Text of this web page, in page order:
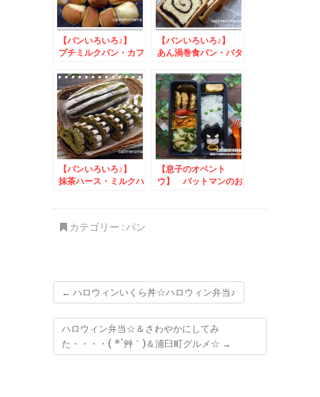
【パンいろいろ♪】
プチミルクパン・カフ
ール
【パンいろいろ♪】
あん渦巻食パン・バタ
シリアル
【パンいろいろ♪】
抹茶ハース・ミルクハ
【息子のオベント
ウ】 バットマンのお
カテゴリー :パン
← ハロウィンいくら丼☆ハロウィン弁当♪
ハロウィン弁当☆＆さわやかにしてみ
た・・・・( *´艸｀)＆浦臼町グルメ☆ →